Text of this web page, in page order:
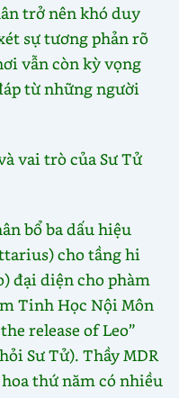
trở nên khó duy
sự tương phản rõ
vẫn còn kỳ vọng
từ những người
vai trò của Sư Tử
bổ ba dấu hiệu
cho tầng hi
đại diện cho phàm
Tinh Học Nội Môn
release of Leo”
Sư Tử). Thầy MDR
thứ năm có nhiều